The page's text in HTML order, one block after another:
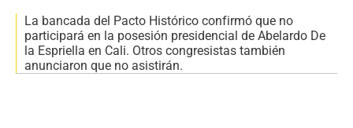
La bancada del Pacto Histórico confirmó que no
participará en la posesión presidencial de Abelardo De
la Espriella en Cali. Otros congresistas también
anunciaron que no asistirán.